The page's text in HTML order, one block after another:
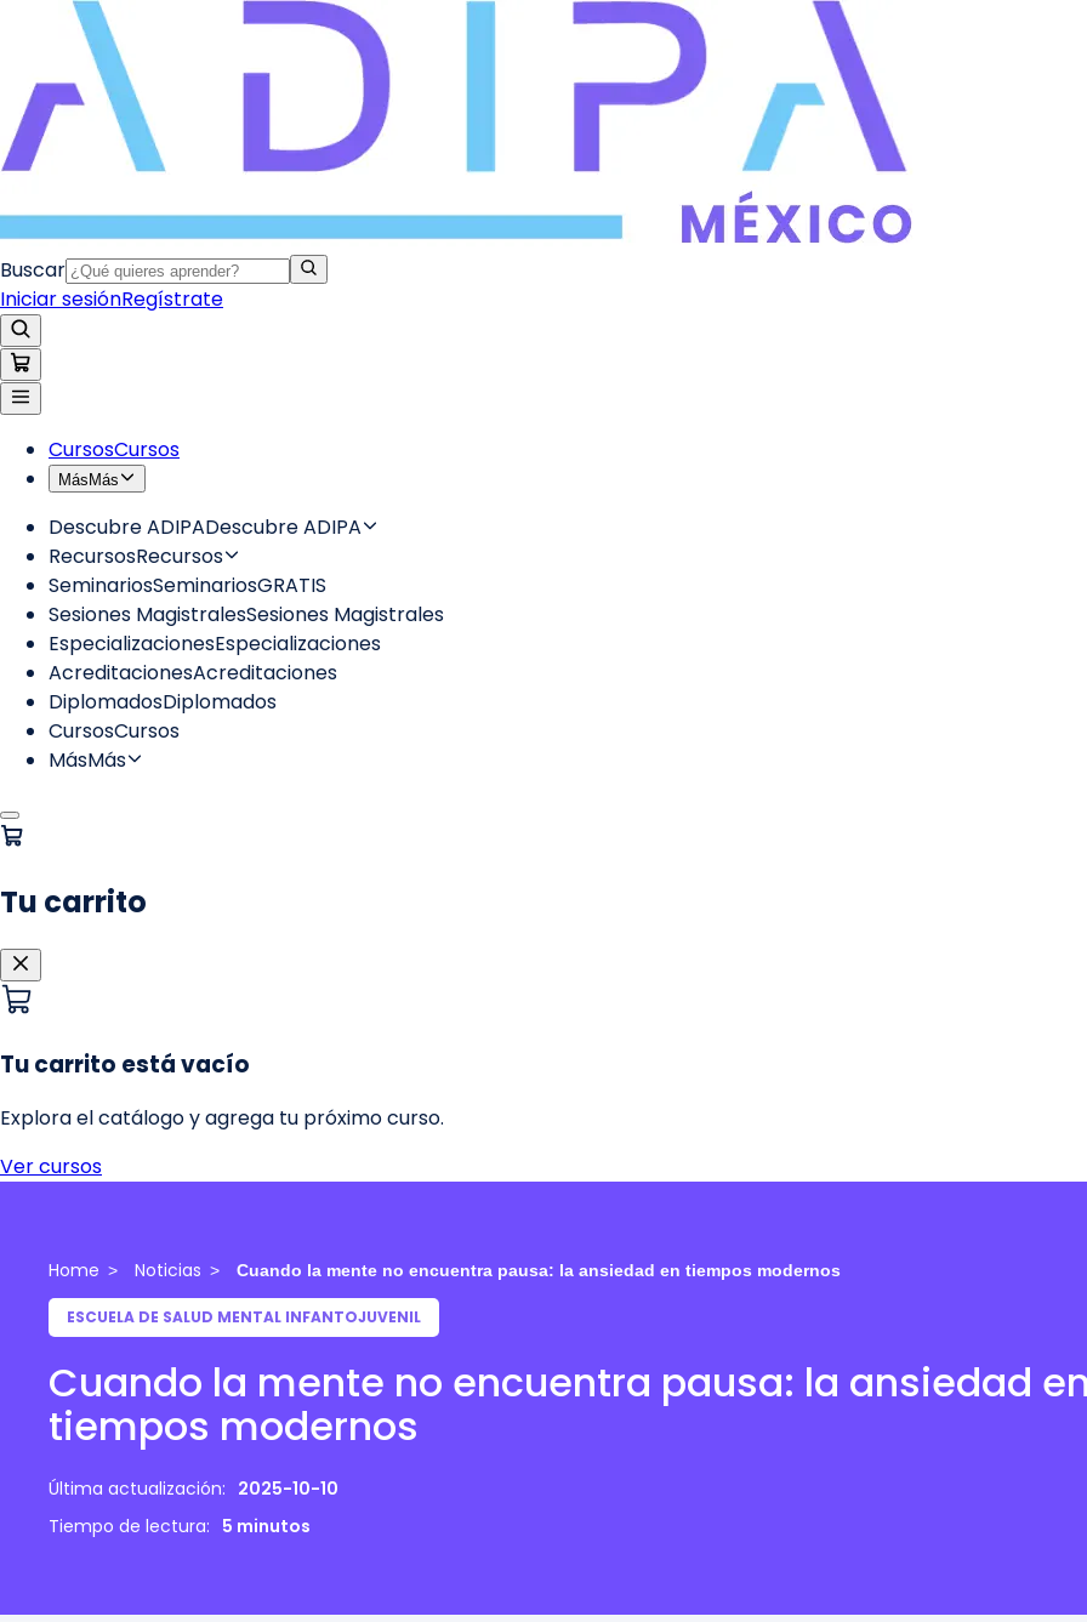
Home Noticias Cuando la mente no encuentra pausa: la ansiedad en tiempos modernos
ESCUELA DE SALUD MENTAL INFANTOJUVENIL
Cuando la mente no encuentra pausa: la ansiedad
tiempos modernos
Última actualización: 2025-10-10
Tiempo de lectura: 5 minutos